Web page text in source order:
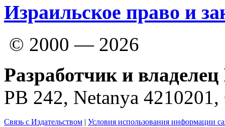
Израильское право и
© 2000 — 2026
Разработчик и
PB 242, Netanya
Связь с Издательством Условия использования информации